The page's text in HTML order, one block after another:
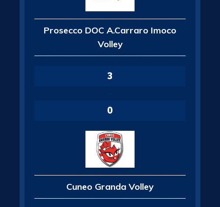
Prosecco DOC A.Carraro Imoco
Volley
3
0
Cuneo Granda Volley